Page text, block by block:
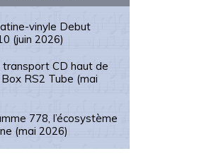
vinyle Debut
(juin 2026)
transport CD haut de
RS2 Tube (mai
778, l’écosystème
(mai 2026)